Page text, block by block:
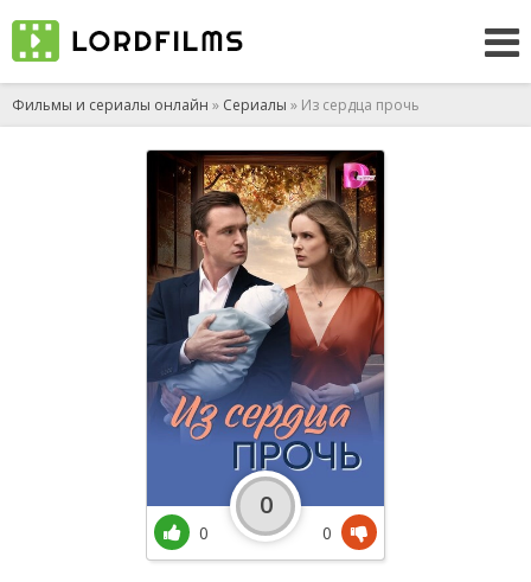
Фильмы и сериалы онлайн » Сериалы » Из сердца прочь
0
0
0